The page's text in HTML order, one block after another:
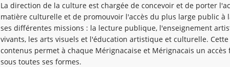
La direction de la culture est chargée de concevoir et de porter
matière culturelle et de promouvoir l'accès du plus large public à
ses différentes missions : la lecture publique, l'enseignement
vivants, les arts visuels et l'éducation artistique et culturelle.
contenus permet à chaque Mérignacaise et Mérignacais un
sous toutes ses formes.